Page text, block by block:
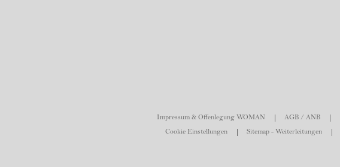
Impressum & Offenlegung WOMAN AGB / ANB
Cookie Einstellungen
Sitemap - Weiterleitungen